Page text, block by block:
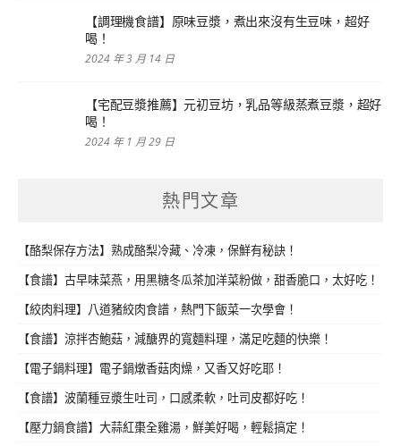
【調理機食譜】原味豆漿，煮出來沒有生豆味，超好
喝！
2024 年 3 月 14 日
【宅配豆漿推薦】元初豆坊，乳品等級蒸煮豆漿，超好
喝！
2024 年 1 月 29 日
熱門文章
【酪梨保存方法】熟成酪梨冷藏、冷凍，保鮮有秘訣！
【食譜】古早味菜燕，用黑糖冬瓜茶加洋菜粉做，甜香脆口，太好吃！
【絞肉料理】八道豬絞肉食譜，熱門下飯菜一次學會！
【食譜】涼拌杏鮑菇，減醣界的寬麵料理，滿足吃麵的快樂！
【電子鍋料理】電子鍋燉香菇肉燥，又香又好吃耶！
【食譜】波蘭種豆漿生吐司，口感柔軟，吐司皮都好吃！
【壓力鍋食譜】大蒜紅棗全雞湯，鮮美好喝，輕鬆搞定！